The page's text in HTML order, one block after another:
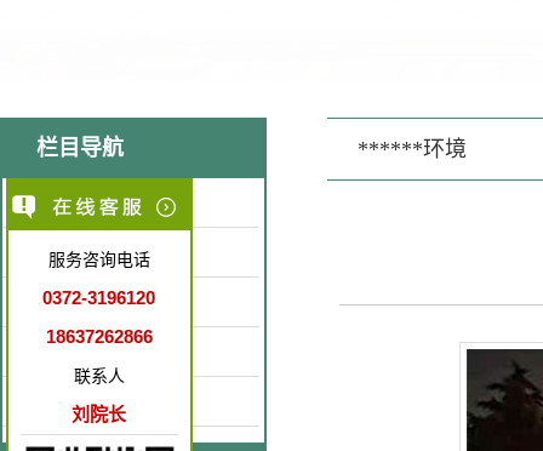
******环境
栏目导航
医院简介
医疗环境
特色医疗
康复园地
服务咨询电话
0372-3196120
18637262866
联系人
刘院长